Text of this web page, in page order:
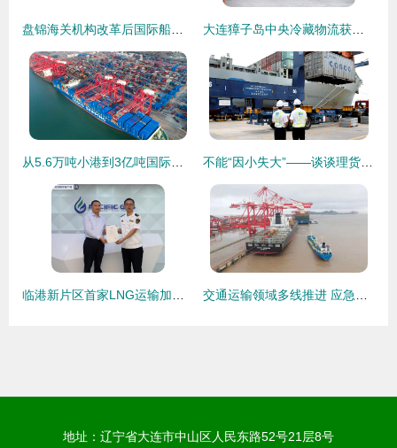
地址：辽宁省大连市中山区人民东路52号21层8号